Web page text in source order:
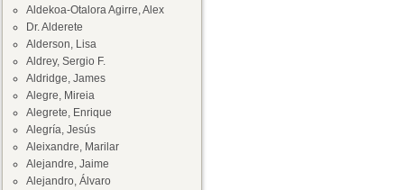
Aldekoa-Otalora Agirre, Alex
Dr. Alderete
Alderson, Lisa
Aldrey, Sergio F.
Aldridge, James
Alegre, Mireia
Alegrete, Enrique
Alegría, Jesús
Aleixandre, Marilar
Alejandre, Jaime
Alejandro, Álvaro